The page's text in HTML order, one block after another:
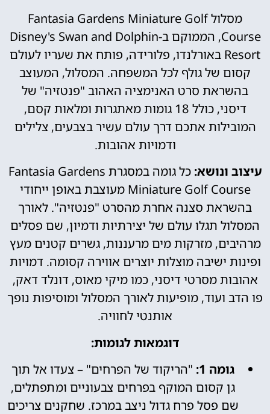
מסלול Fantasia Gardens Miniature Golf
Course, הממוקם ב-Disney's Swan and Dolphin
Resort באורלנדו, פלורידה, פותח את שעריו לעולם
קסום של גולף לכל המשפחה. המסלול, המעוצב
בהשראת סרט האנימציה האהוב "פנטזיה" של
דיסני, כולל 18 גומות מאתגרות ומלאות קסם,
המובילות אתכם דרך עולם עשיר בצבעים, צלילים
ודמויות אהובות.
עיצוב ונושא:
כל גומה במסגרת Fantasia Gardens
Miniature Golf Course מעוצבת באופן ייחודי
בהשראת סצנה אחרת מהסרט "פנטזיה". לאורך
המסלול תגלו עולם של יצירתיות ודמיון, שם פסלים
מרהיבים, מזרקות מים מרעננות, גשרים קטנים מעץ
ופינות ישיבה מוצלות יוצרים אווירה קסומה. דמויות
אהובות מסרטי דיסני, כמו מיקי מאוס, דונלד דאק,
פו הדב ועוד, מופיעות לאורך המסלול ומוסיפות נופך
אותנטי לחוויה.
דוגמאות לגומות:
גומה 1:
"הריקוד של הפרחים" – צעדו אל תוך
גן קסום המוקף בפרחים צבעוניים ומתפתלים,
שם פסל פרח גדול ניצב במרכז. שחקנים צריכים